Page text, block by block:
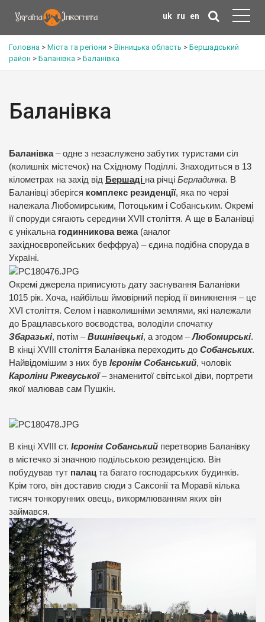
uk ru en
Головна > Міста та регіони > Вінницька область > Бершадський
район > Баланівка > Баланівка
Баланівка
Баланівка– одне з незаслужено забутих туристами сіл
(колишніх містечок) на Східному Поділлі. Знаходиться в 13
кілометрах на захід від Бершаді на річці Берладинка. В
Баланівці зберігся комплекс резиденції, яка по черзі
належала Любомирським, Потоцьким і Собанським. Окремі
її споруди сягають середини XVII століття. А ще в Баланівці
є унікальна годинникова вежа (аналог
західноєвропейських беффруа) – єдина подібна споруда в
Україні.
Окремі джерела приписують дату заснування Баланівки
1015 рік. Хоча, найбільш ймовірний період її виникнення – це
XVI століття. Селом і навколишніми землями, які належали
до Брацлавського воєводства, володіли спочатку
Збаразькі, потім –Вишнівецькі, а згодом –Любомирські.
В кінці XVIII століття Баланівка переходить до Собанських.
Найвідомішим з них був Ієронім Собанський, чоловік
Кароліни Ржевуської– знаменитої світської діви, портрети
якої малював сам Пушкін.
В кінці XVIII ст. Ієронім Собанський перетворив Баланівку
в містечко зі значною подільською резиденцією. Він
побудував тут палац та багато господарських будинків.
Крім того, він доставив сюди з Саксонії та Моравії кілька
тисяч тонкорунних овець, викормлюванням яких він
займався.